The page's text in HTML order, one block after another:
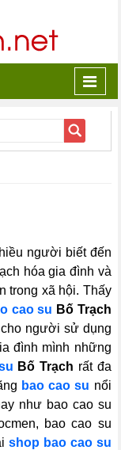
người biết đến
hóa gia đình và
trong xã hội. Thấy
cao su Bố Trạch
người sử dụng
đình mình những
Bố Trạch rất đa
bao cao su nổi
như bao cao su
bao cao su
shop bao cao su